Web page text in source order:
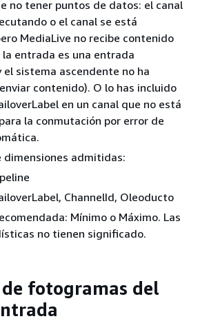
no tener puntos de datos: el canal
o el canal se está
MediaLive no recibe contenido
la entrada es una entrada
sistema ascendente no ha
contenido). O lo has incluido
en un canal que no está
la conmutación por error de
dimensiones admitidas:
ChannelId, Oleoducto
Mínimo o Máximo. Las
no tienen significado.
fotogramas del